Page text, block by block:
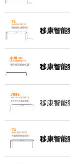
移康智能
移康智能
移康智能
移康智能